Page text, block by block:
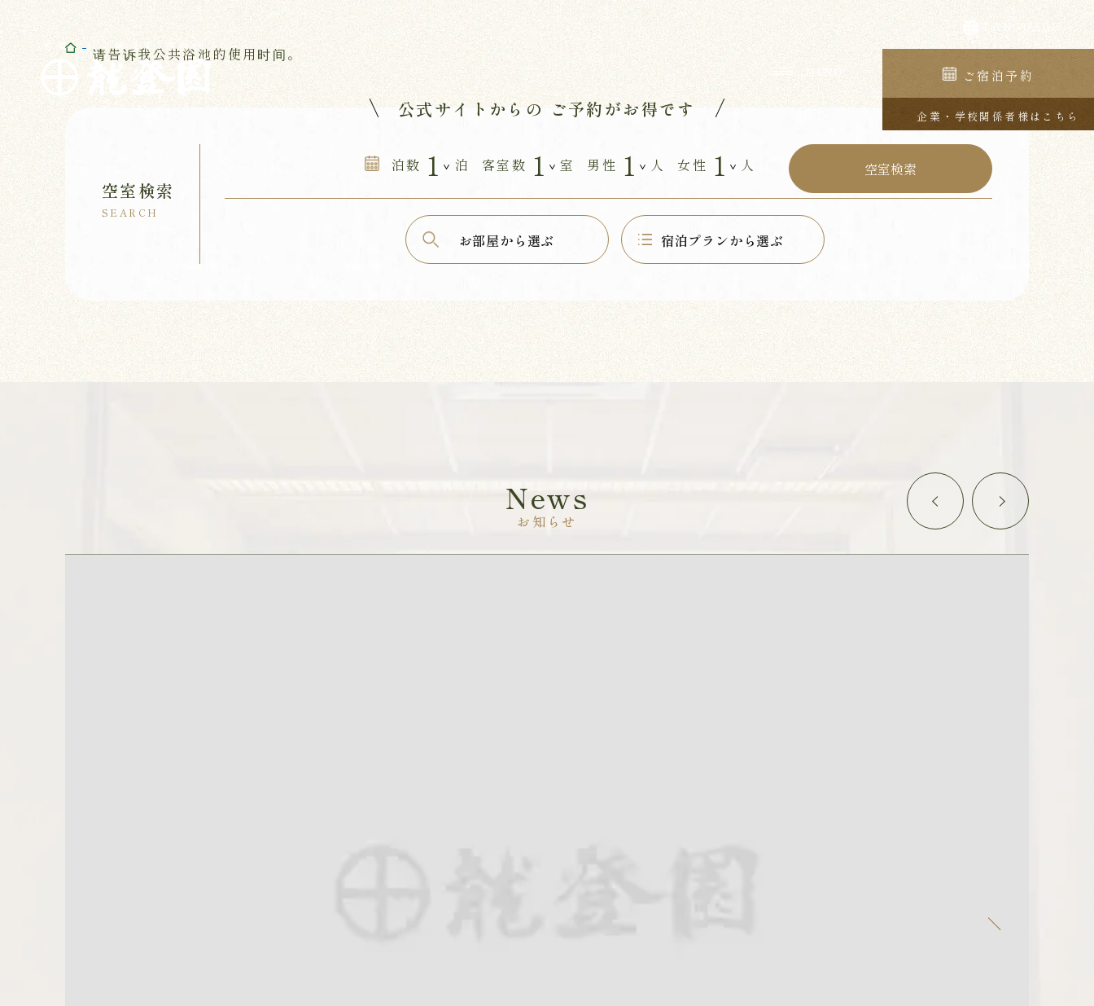
佐賀・川上峡温泉 龍登園
RYUTOUEN
ご宿泊予約
企業・学校関係者様はこちら
请告诉我公共浴池的使用时间。
公式サイトからのご予約がお得です
空室検索
SEARCH
泊数 泊 客室数 室 男性 人 女性 人
お部屋から選ぶ 宿泊プランから選ぶ
News
お知らせ